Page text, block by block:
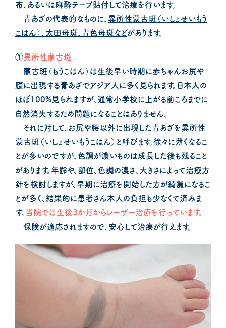
布、あるいは麻酔テープ貼付して治療を行います。
青あざの代表的なものに、 異所性蒙古斑（いしょせいもう
こはん）、太田母斑、青色母斑などがあります。
①異所性蒙古斑
蒙古斑（もうこはん）は生後早い時期に赤ちゃんお尻や
腰に出現する青あざでアジア人に多く見られます。日本人の
ほぼ100%見られますが、通常小学校に上がる前ころまでに
自然消失するため問題になることはありません。
それに対して、お尻や腰以外に出現した青あざを異所性
蒙古斑（いしょせいもうこはん）と呼びます。徐々に薄くなるこ
とが多いのですが、色調が濃いものは成長した後も残ること
があります。年齢や、部位、色調の濃さ、大きさによって治療方
針を検討しますが、早期に治療を開始した方が綺麗になるこ
とが多く、結果的に患者さん本人の負担も少なくて済みま
す。 当院では生後3か月からレーザー治療を行っています。
保険が適応されますので、安心して治療が行えます。